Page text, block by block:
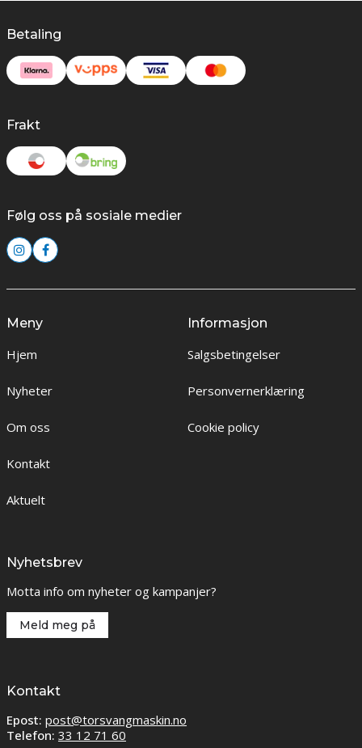
Betaling
Frakt
Følg oss på sosiale medier
Meny
Hjem
Nyheter
Om oss
Kontakt
Aktuelt
Informasjon
Salgsbetingelser
Personvernerklæring
Cookie policy
Nyhetsbrev
Motta info om nyheter og kampanjer?
Meld meg på
Kontakt
Epost: post@torsvangmaskin.no
Telefon: 33 12 71 60